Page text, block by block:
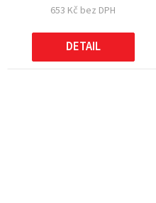
653 Kč bez DPH
DETAIL